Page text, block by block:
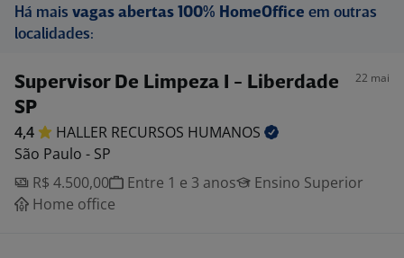
Há mais vagas abertas 100% HomeOffice em outras
localidades:
Supervisor De Limpeza I - Liberdade
SP
22 mai
4,4 HALLER RECURSOS HUMANOS
São Paulo - SP
R$ 4.500,00
Entre 1 e 3 anos
Ensino Superior
Home office